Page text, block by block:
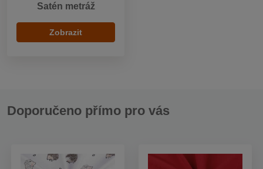
Satén metráž
Zobrazit
Doporučeno přímo pro vás